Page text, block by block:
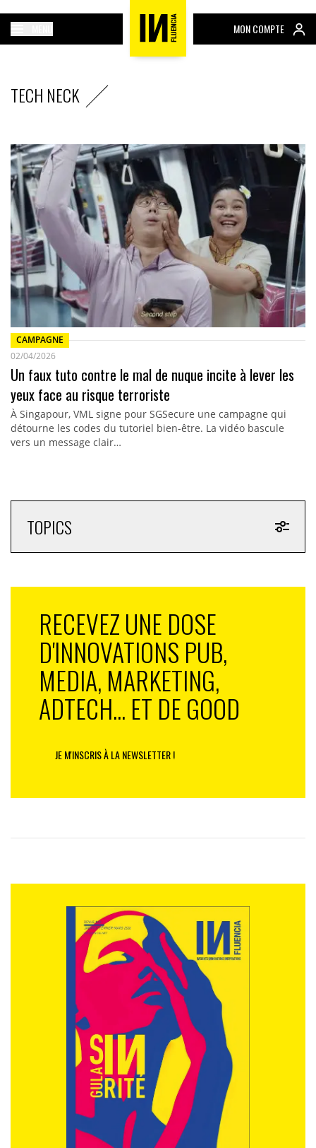
MON COMPTE
TECH NECK
CAMPAGNE
02/04/2026
Un faux tuto contre le mal de nuque incite à lever les
yeux face au risque terroriste
À Singapour, VML signe pour SGSecure une campagne qui
détourne les codes du tutoriel bien-être. La vidéo bascule
vers un message clair…
TOPICS
RECEVEZ UNE DOSE
D'INNOVATIONS PUB,
MEDIA, MARKETING,
ADTECH... ET DE GOOD
JE M'INSCRIS À LA NEWSLETTER !